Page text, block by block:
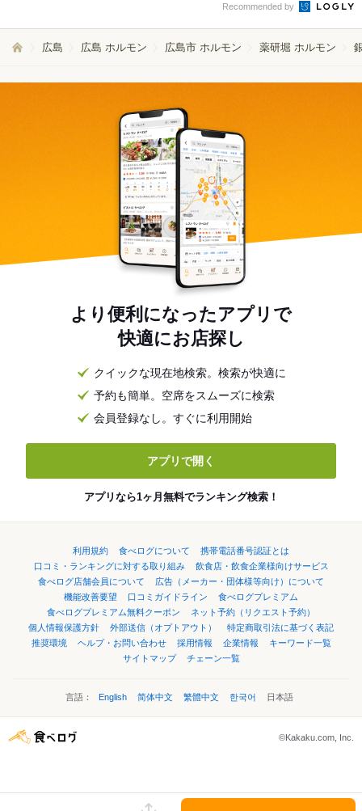
Recommended by
広島 広島 ホルモン 広島市 ホルモン 薬研堀 ホルモン
より便利になったアプリで
快適にお店探し
クイックな現在地検索。検索が快適に
予約も簡単。空席をスムーズに検索
会員登録なし。すぐに利用開始
アプリで開く
アプリなら1ヶ月無料でランキング検索！
利用規約 食べログについて
携帯電話番号認証とは
口コミ・ランキングに対する取り組み
飲食店・飲食企業様向けサービス
食べログ店舗会員について
広告（メーカー・団体様等向け）について
機能改善要望
口コミガイドライン
食べログプレミアム
食べログプレミアム無料クーポン
ネット予約（リクエスト予約）
個人情報保護方針
外部送信（オプトアウト）
特定商取引法に基づく表記
推奨環境
ヘルプ・お問い合わせ 採用情報 企業情報
キーワード一覧
サイトマップ
チェーン一覧
言語： English 简体中文 繁體中文 한국어 日本語
©Kakaku.com, Inc.